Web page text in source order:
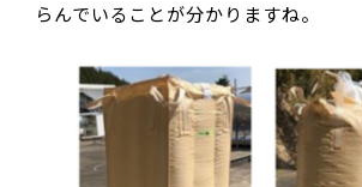
らんでいることが分かりますね。